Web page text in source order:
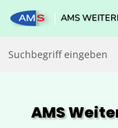
AMS
AMS